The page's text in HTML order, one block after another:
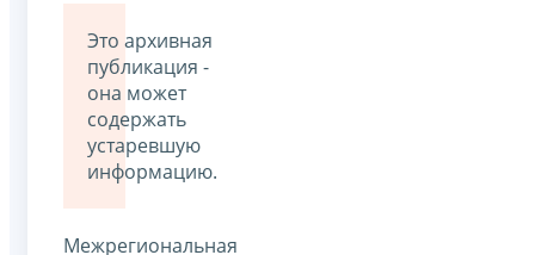
Это архивная
публикация -
она может
содержать
устаревшую
информацию.
Межрегиональная